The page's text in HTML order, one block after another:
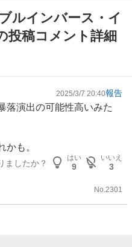
ルインバース・イ
投稿コメント詳細
2025/3/7 20:40報告
落演出の可能性高いみた
かも。
ましたか？
はい
9
いいえ
3
No.2301